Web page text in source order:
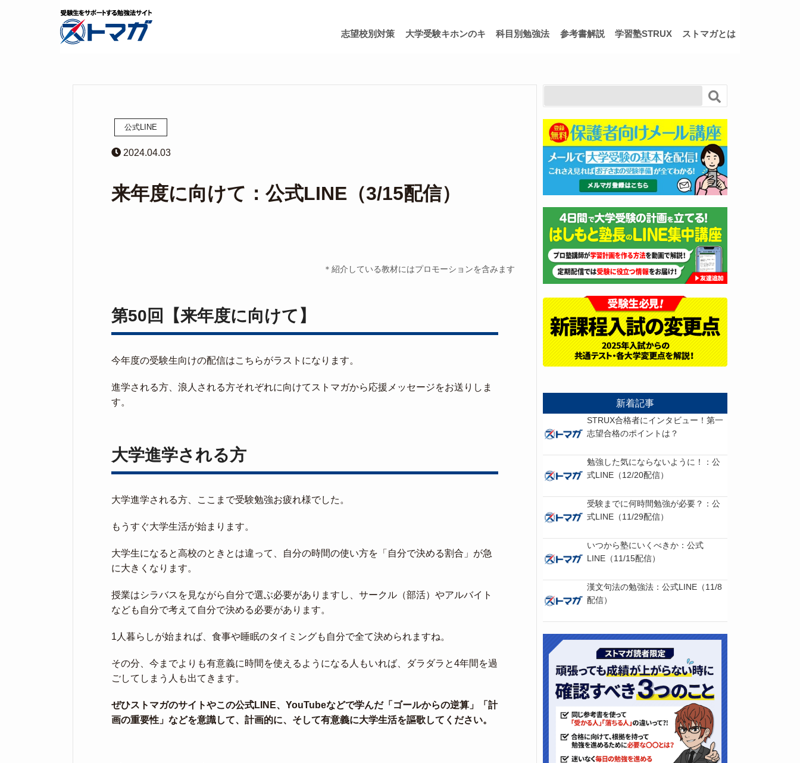
志望校別対策 大学受験キホンのキ 科目別勉強法 参考書解説 学習塾STRUX ストマガとは
公式LINE
2024.04.03
来年度に向けて：公式LINE（3/15配信）
＊紹介している教材にはプロモーションを含みます
第50回【来年度に向けて】
今年度の受験生向けの配信はこちらがラストになります。
進学される方、浪人される方それぞれに向けてストマガから応援メッセージをお送りしま
す。
大学進学される方
大学進学される方、ここまで受験勉強お疲れ様でした。
もうすぐ大学生活が始まります。
大学生になると高校のときとは違って、自分の時間の使い方を「自分で決める割合」が急
に大きくなります。
授業はシラバスを見ながら自分で選ぶ必要がありますし、サークル（部活）やアルバイト
なども自分で考えて自分で決める必要があります。
1人暮らしが始まれば、食事や睡眠のタイミングも自分で全て決められますね。
その分、今までよりも有意義に時間を使えるようになる人もいれば、ダラダラと4年間を過
ごしてしまう人も出てきます。
ぜひストマガのサイトやこの公式LINE、YouTubeなどで学んだ「ゴールからの逆算」「計
画の重要性」などを意識して、計画的に、そして有意義に大学生活を謳歌してください。
新着記事
STRUX合格者にインタビュー！第一
志望合格のポイントは？
勉強した気にならないように！：公
式LINE（12/20配信）
受験までに何時間勉強が必要？：公
式LINE（11/29配信）
いつから塾にいくべきか：公式
LINE（11/15配信）
漢文句法の勉強法：公式LINE（11/8
配信）